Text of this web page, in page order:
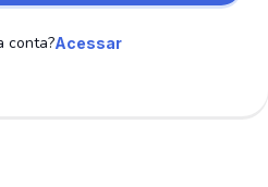
conta?Acessar